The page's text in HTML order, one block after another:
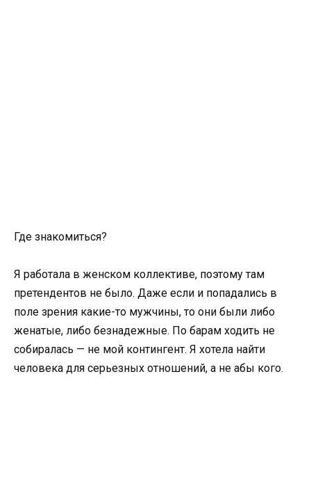
Где знакомиться?
Я работала в женском коллективе, поэтому там
претендентов не было. Даже если и попадались в
поле зрения какие-то мужчины, то они были либо
женатые, либо безнадежные. По барам ходить не
собиралась — не мой контингент. Я хотела найти
человека для серьезных отношений, а не абы кого.